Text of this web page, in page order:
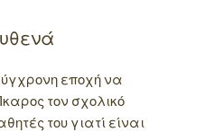
εποχή να
τον σχολικό
του γιατί είναι